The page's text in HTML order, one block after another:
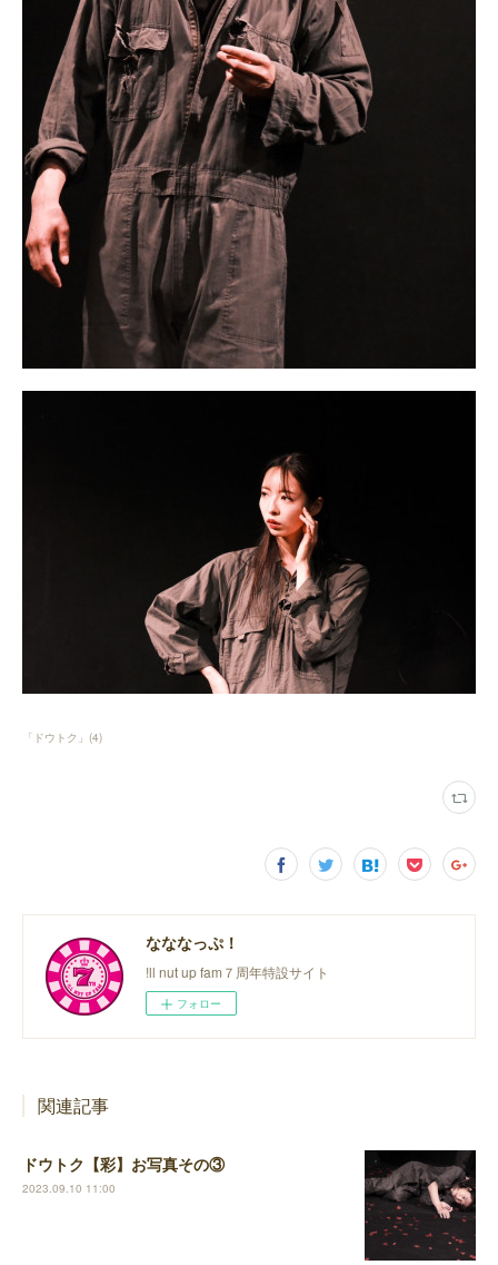
「ドウトク」 (4)
なななっぷ！
!ll nut up fam７周年特設サイト
フォロー
関連記事
ドウトク【彩】お写真その③
2023.09.10 11:00